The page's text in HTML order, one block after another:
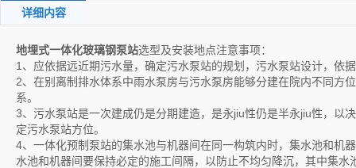
详细内容
地埋式一体化玻璃钢泵站选型及安装地点注意事项：
1、应依据远近期污水量，确定污水泵站的规划，污水泵站设计，依
2、在别离制排水体系中雨水泵房与污水泵房能够分建在院内不同方
系。
3、污水泵站是一次建成仍是分期建造，是永jiu性仍是半永jiu性，以
定污水泵站方位。
4、一体化预制泵站的集水池与机器间在同一构筑内时，集水池和机
水池和机器间要保持必定的施工间隔，以防止不均匀降沉，其中集水